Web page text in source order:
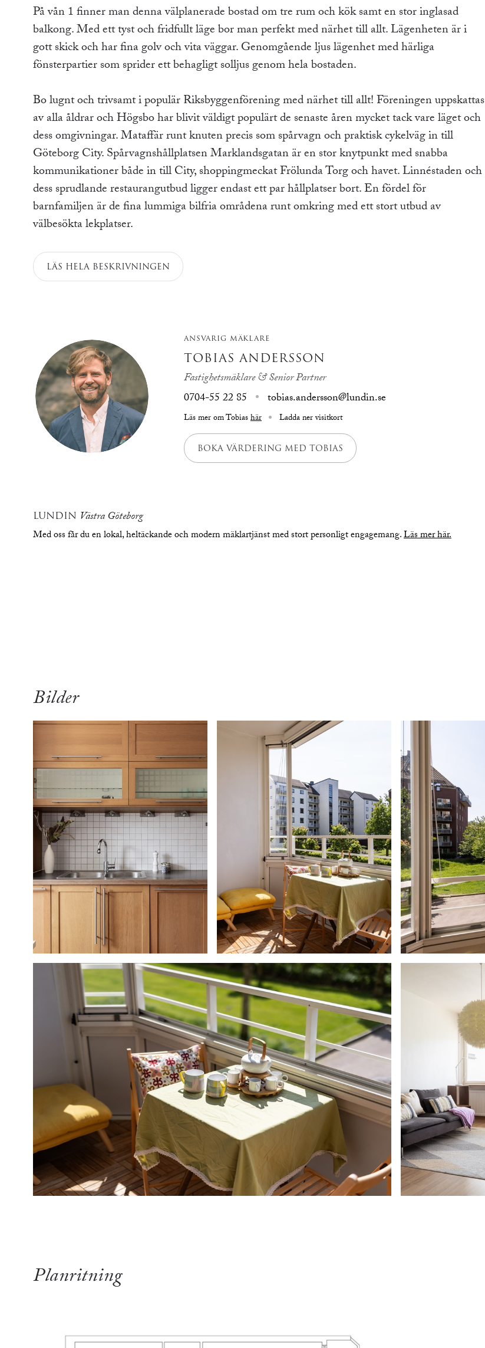
På vån 1 finner man denna välplanerade bostad om tre rum och kök samt en stor inglasad
balkong. Med ett tyst och fridfullt läge bor man perfekt med närhet till allt. Lägenheten är i
gott skick och har fina golv och vita väggar. Genomgående ljus lägenhet med härliga
fönsterpartier som sprider ett behagligt solljus genom hela bostaden.
Bo lugnt och trivsamt i populär Riksbyggenförening med närhet till allt! Föreningen uppskattas
av alla åldrar och Högsbo har blivit väldigt populärt de senaste åren mycket tack vare läget och
dess omgivningar. Mataffär runt knuten precis som spårvagn och praktisk cykelväg in till
Göteborg City. Spårvagnshållplatsen Marklandsgatan är en stor knytpunkt med snabba
kommunikationer både in till City, shoppingmeckat Frölunda Torg och havet. Linnéstaden och
dess sprudlande restaurangutbud ligger endast ett par hållplatser bort. En fördel för
barnfamiljen är de fina lummiga bilfria områdena runt omkring med ett stort utbud av
välbesökta lekplatser.
LÄS HELA BESKRIVNINGEN
ANSVARIG MÄKLARE
TOBIAS ANDERSSON
Fastighetsmäklare & Senior Partner
0704-55 22 85
tobias.andersson@lundin.se
Läs mer om Tobiashär Ladda ner visitkort
BOKA VÄRDERING MED TOBIAS
LUNDIN Västra Göteborg
Med oss får du en lokal, heltäckande och modern mäklartjänst med stort personligt engagemang.Läs mer här.
Bilder
Planritning